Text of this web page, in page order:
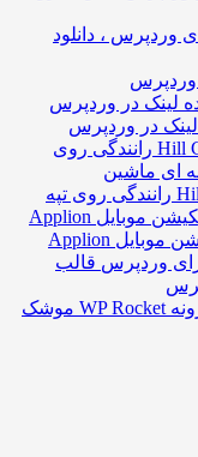
قالب
دانلود افزونه WP Rocket موشک